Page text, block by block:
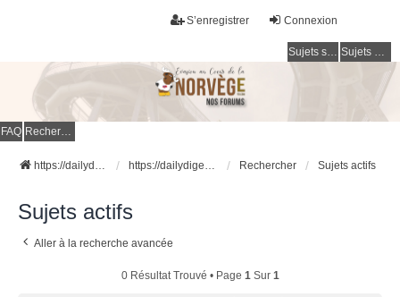
Connexion
S’enregistrer
Sujets sans réponse Sujets actifs
FAQ Rechercher
https://dailydigesthub.com https://dailydigesthub.com Rechercher Sujets actifs
Sujets actifs
Aller à la recherche avancée
0 Résultat Trouvé • Page 1Sur 1